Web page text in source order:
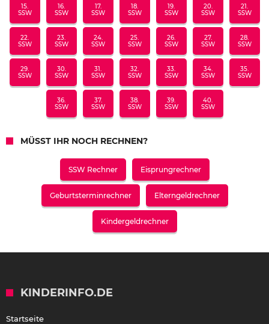
15.
SSW
16.
SSW
17.
SSW
18.
SSW
19.
SSW
20.
SSW
21.
SSW
22.
SSW
23.
SSW
24.
SSW
25.
SSW
26.
SSW
27.
SSW
28.
SSW
29.
SSW
30.
SSW
31.
SSW
32.
SSW
33.
SSW
34.
SSW
35.
SSW
36.
SSW
37.
SSW
38.
SSW
39.
SSW
40.
SSW
MÜSST IHR NOCH RECHNEN?
SSW Rechner Eisprungrechner
Geburtsterminrechner Elterngeldrechner
Kindergeldrechner
KINDERINFO.DE
Startseite